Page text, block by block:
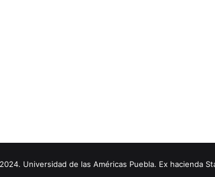
Universidad de las Américas Puebla. Ex hacienda